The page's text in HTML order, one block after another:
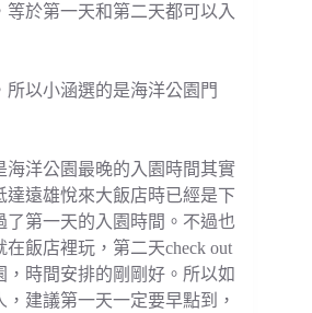
等於第一天和第二天都可以入
所以小涵選的是海洋公園門
海洋公園最晚的入園時間其實
達遠雄悅來大飯店時已經是下
了第一天的入園時間。不過也
飯店裡玩，第二天check out
時間安排的剛剛好。所以如
建議第一天一定要早點到，